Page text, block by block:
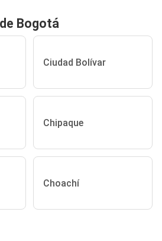
Bogotá
Ciudad Bolívar
Chipaque
Choachí